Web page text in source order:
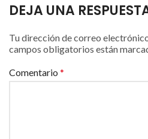
DEJA UNA
Tu dirección de correo
campos obligatorios están
Comentario *